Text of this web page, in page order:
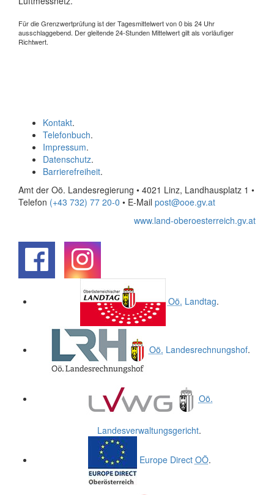
Für die Grenzwertprüfung ist der Tagesmittelwert von 0 bis 24 Uhr
ausschlaggebend. Der gleitende 24-Stunden Mittelwert gilt als vorläufiger
Richtwert.
Kontakt.
Telefonbuch.
Impressum.
Datenschutz.
Barrierefreiheit.
Amt der Oö. Landesregierung • 4021 Linz, Landhausplatz 1 •
Telefon (+43 732) 77 20-0 • E-Mail post@ooe.gv.at
www.land-oberoesterreich.gv.at
Oö. Landtag.
Oö. Landesrechnungshof.
Oö.
Landesverwaltungsgericht.
Europe Direct OÖ.